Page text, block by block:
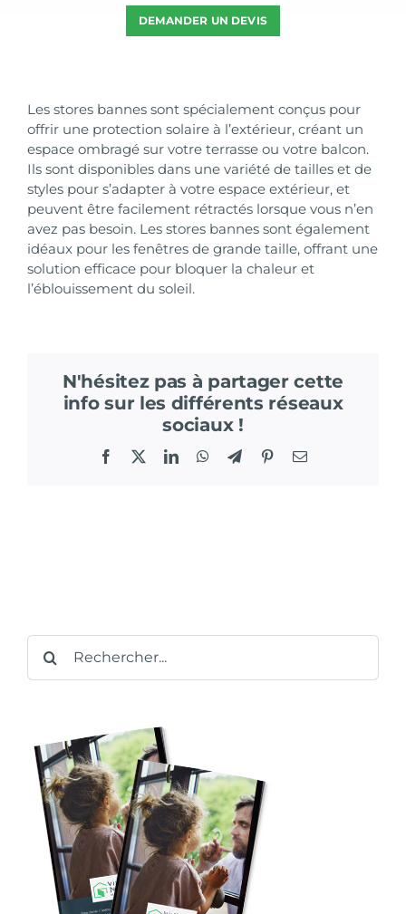
DEMANDER UN DEVIS
Les stores bannes sont spécialement conçus pour
offrir une protection solaire à l’extérieur, créant un
espace ombragé sur votre terrasse ou votre balcon.
Ils sont disponibles dans une variété de tailles et de
styles pour s’adapter à votre espace extérieur, et
peuvent être facilement rétractés lorsque vous n’en
avez pas besoin. Les stores bannes sont également
idéaux pour les fenêtres de grande taille, offrant une
solution efficace pour bloquer la chaleur et
l’éblouissement du soleil.
N'hésitez pas à partager cette
info sur les différents réseaux
sociaux !
Facebook LinkedInWhatsApp
TelegramPinterestEmail
Rechercher: